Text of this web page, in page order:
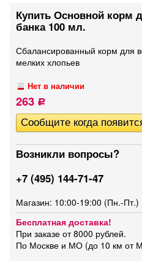
Купить Основной корм
банка 100 мл.
Сбалансированный корм для
мелких хлопьев
Нет в наличии
263 Р
Возникли вопросы?
+7 (495) 144-71-47
Магазин: 10:00-19:00 (Пн.-Пт.)
Бесплатная доставка!
При заказе от 8000 рублей.
По Москве и МО (до 10 км от